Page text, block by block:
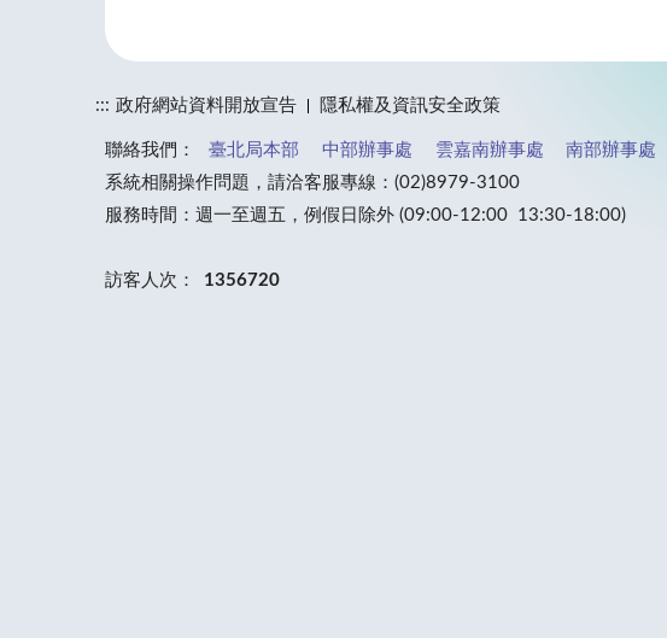
::: 政府網站資料開放宣告 隱私權及資訊安全政策
聯絡我們： 臺北局本部 中部辦事處 雲嘉南辦事處 南部辦事處
系統相關操作問題，請洽客服專線：(02)8979-3100
服務時間：週一至週五，例假日除外 (09:00-12:00 13:30-18:00)
訪客人次： 1356720